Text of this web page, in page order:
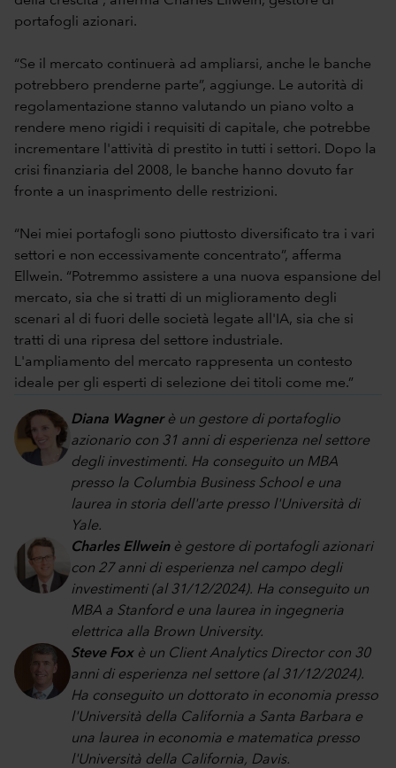
portafogli azionari.
“Se il mercato continuerà ad ampliarsi, anche le banche
potrebbero prenderne parte”, aggiunge. Le autorità di
regolamentazione stanno valutando un piano volto a
rendere meno rigidi i requisiti di capitale, che potrebbe
incrementare l'attività di prestito in tutti i settori. Dopo la
crisi finanziaria del 2008, le banche hanno dovuto far
fronte a un inasprimento delle restrizioni.
“Nei miei portafogli sono piuttosto diversificato tra i vari
settori e non eccessivamente concentrato”, afferma
Ellwein. “Potremmo assistere a una nuova espansione del
mercato, sia che si tratti di un miglioramento degli
scenari al di fuori delle società legate all'IA, sia che si
tratti di una ripresa del settore industriale.
L'ampliamento del mercato rappresenta un contesto
ideale per gli esperti di selezione dei titoli come me.”
Diana Wagnerè un gestore di portafoglio
azionario con 31 anni di esperienza nel settore
degli investimenti. Ha conseguito un MBA
presso la Columbia Business School e una
laurea in storia dell'arte presso l'Università di
Yale.
Charles Ellweinè gestore di portafogli azionari
con 27 anni di esperienza nel campo degli
investimenti (al 31/12/2024). Ha conseguito un
MBA a Stanford e una laurea in ingegneria
elettrica alla Brown University.
Steve Foxè un Client Analytics Director con 30
anni di esperienza nel settore (al 31/12/2024).
Ha conseguito un dottorato in economia presso
l'Università della California a Santa Barbara e
una laurea in economia e matematica presso
l'Università della California, Davis.